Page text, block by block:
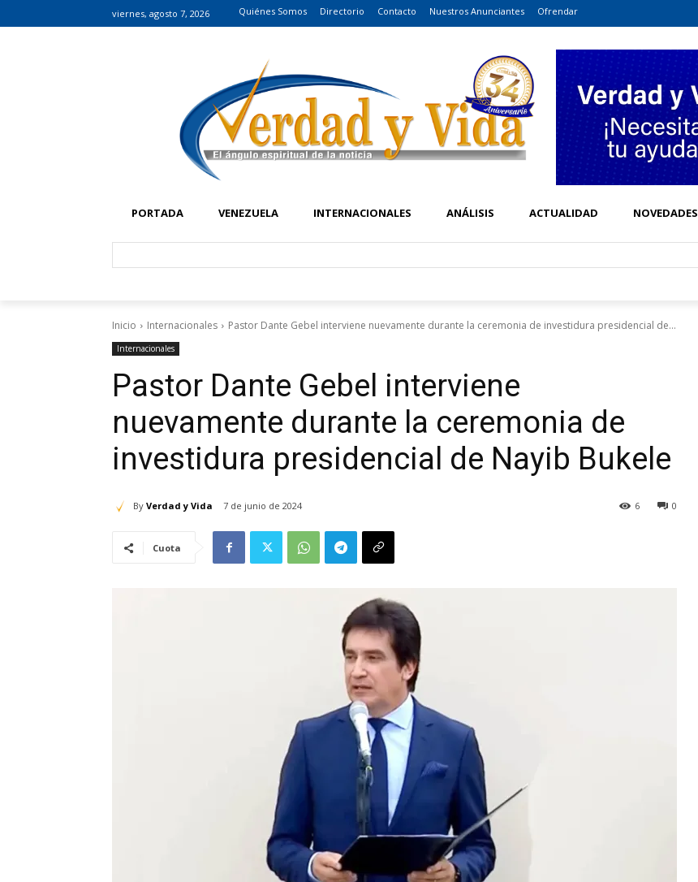
viernes, agosto 7, 2026 Quiénes Somos Directorio Contacto Nuestros Anunciantes Ofrendar
PORTADA VENEZUELA INTERNACIONALES ANÁLISIS ACTUALIDAD NOVEDADES
Inicio Internacionales Pastor Dante Gebel interviene nuevamente durante la ceremonia de investidura presidencial de...
Internacionales
Pastor Dante Gebel interviene
nuevamente durante la ceremonia de
investidura presidencial de Nayib Bukele
By Verdad y Vida 7 de junio de 2024 0
6
Cuota